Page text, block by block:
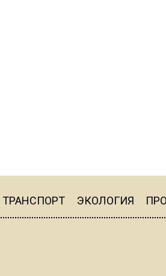
ТРАНСПОРТ ЭКОЛОГИЯ